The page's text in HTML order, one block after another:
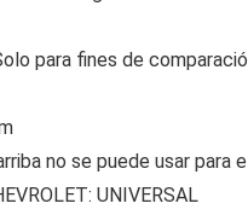
para fines de
no se puede usar para
UNIVERSAL